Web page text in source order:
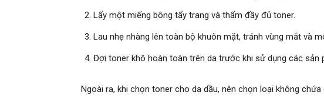
Lấy một miếng bông tẩy trang và thấm đầy đủ toner.
Lau nhẹ nhàng lên toàn bộ khuôn mặt, tránh vùng mắt và
Đợi toner khô hoàn toàn trên da trước khi sử dụng các sản
Ngoài ra, khi chọn toner cho da dầu, nên chọn loại không